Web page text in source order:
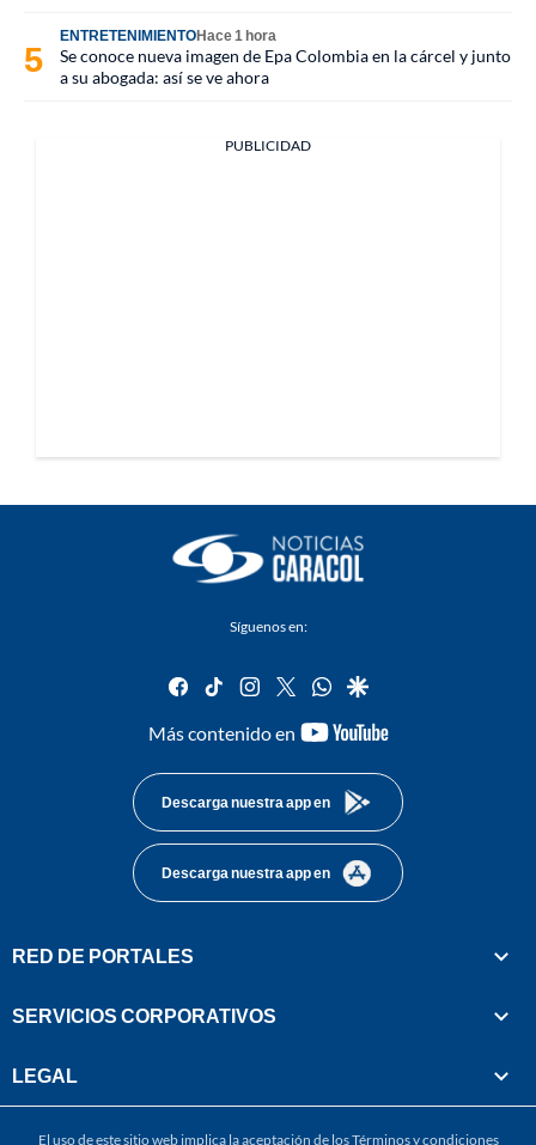
ENTRETENIMIENTOHace 1 hora
Se conoce nueva imagen de Epa Colombia en la cárcel y junto
a su abogada: así se ve ahora
PUBLICIDAD
Síguenos en:
facebook
tiktok instagram
twitterwhatsapp
google
Más contenido en
youtube-
Descarga nuestra app en
Descarga nuestra app en
RED DE PORTALES
SERVICIOS CORPORATIVOS
LEGAL
El uso de este sitio web implica la aceptación de losTérminos y condiciones